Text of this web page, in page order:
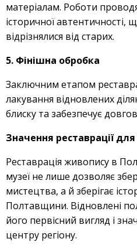
матеріалам. Роботи
історичної автентичності,
відрізнялися від старих.
5. Фінішна обробка
Заключним етапом
лакування відновлених
блиску та забезпечує
Значення реставрації
Реставрація живопису в
музеї не лише дозволяє
мистецтва, а й зберігає
Полтавщини. Відновлені
його первісний вигляд і
центру регіону.